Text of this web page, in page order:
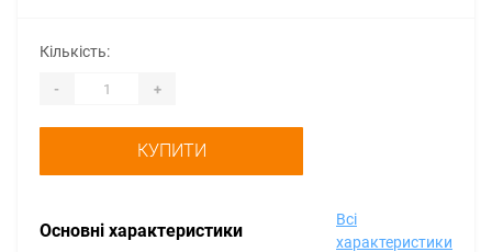
Основні характеристики
Всі
характеристики
Кількість:
- +
КУПИТИ